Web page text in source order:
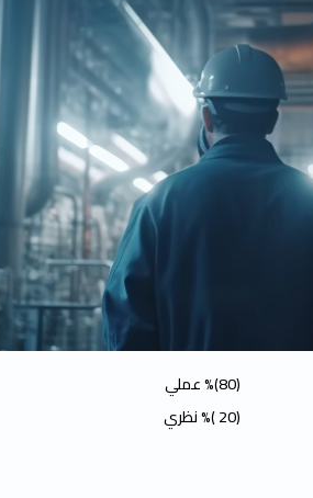
(80)% عملي
(20 )% نظري